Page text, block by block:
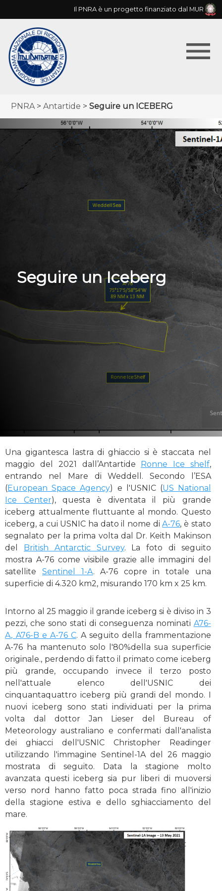
to
navigation
Il PNRA è un progetto finanziato dal MUR
menu
Menu
principale
Breadcrumb
PNRA Antartide Seguire un ICEBERG
Seguire un Iceberg
Una gigantesca lastra di ghiaccio si è staccata nel
maggio del 2021 dall’Antartide Ronne Ice shelf,
entrando nel Mare di Weddell. Secondo l’ESA
(European Space Agency) e l'USNIC (US National
Ice Center), questa è diventata il più grande
iceberg attualmente fluttuante al mondo. Questo
iceberg, a cui USNIC ha dato il nome diA-76, è stato
segnalato per la prima volta dal Dr. Keith Makinson
del British Antarctic Survey. La foto di seguito
mostra A-76 come visibile grazie alle immagini del
satelliteSentinel 1-A. A-76 copre in totale una
superficie di 4.320 km2, misurando 170 km x 25 km.
Intorno al 25 maggio il grande iceberg si è diviso in 3
pezzi, che sono stati di conseguenza nominati A76-
A, A76-B e A-76 C. A seguito della frammentazione
A-76 ha mantenuto solo l'80%della sua superficie
originale., perdendo di fatto il primato come iceberg
più grande, occupando invece il terzo posto
nell'attuale elenco dell'USNIC dei
cinquantaquattro iceberg più grandi del mondo. I
nuovi iceberg sono stati individuati per la prima
volta dal dottor Jan Lieser del Bureau of
Meteorology australiano e confermati dall'analista
dei ghiacci dell'USNIC Christopher Readinger
utilizzando l'immagine Sentinel-1A del 26 maggio
mostrata di seguito. Data la stagione molto
avanzata questi iceberg sia pur liberi di muoversi
verso nord hanno fatto poca strada fino all'inizio
della stagione estiva e dello sghiacciamento del
mare.